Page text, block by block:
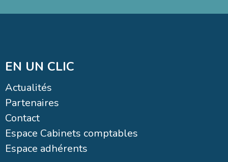
Actualités
Contact
Espace Cabinets comptables
Espace adhérents
ADHÉRER